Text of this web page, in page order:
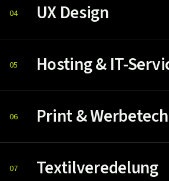
04 UX Design
05 Hosting & IT-
06 Print &
07 Textilveredelung